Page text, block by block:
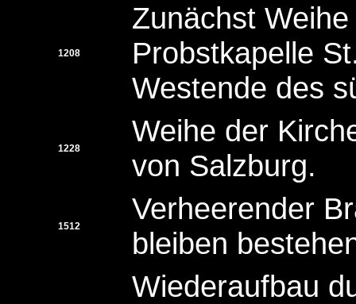
1208
Zunächst
Probstkapelle
Westende des
1228
Weihe der
von Salzburg.
1512
Verheerender
bleiben
Wiederaufbau